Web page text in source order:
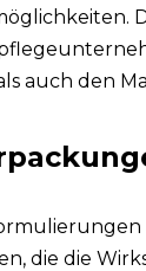
auch den
die die